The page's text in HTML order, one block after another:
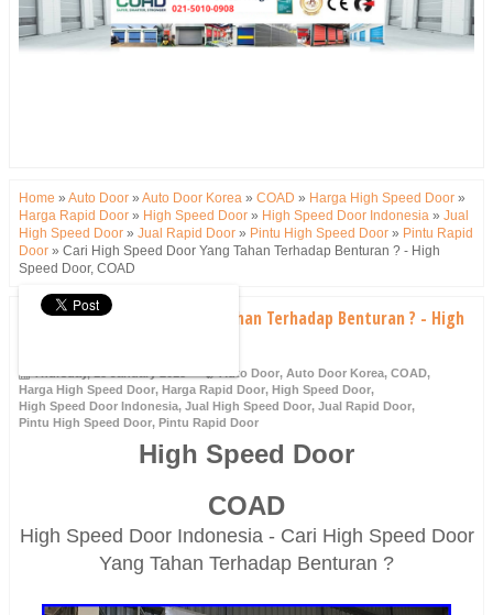
Home » Auto Door » Auto Door Korea » COAD » Harga High Speed Door »
Harga Rapid Door » High Speed Door » High Speed Door Indonesia » Jual
High Speed Door » Jual Rapid Door » Pintu High Speed Door » Pintu Rapid
Door » Cari High Speed Door Yang Tahan Terhadap Benturan ? - High
Speed Door, COAD
Cari High Speed Door Yang Tahan Terhadap Benturan ? - High
Auto Door, Auto Door Korea, COAD,
Harga High Speed Door, Harga Rapid Door, High Speed Door,
High Speed Door Indonesia, Jual High Speed Door, Jual Rapid Door,
Pintu High Speed Door, Pintu Rapid Door
High Speed Door
COAD
High Speed Door Indonesia - Cari High Speed Door
Yang Tahan Terhadap Benturan ?